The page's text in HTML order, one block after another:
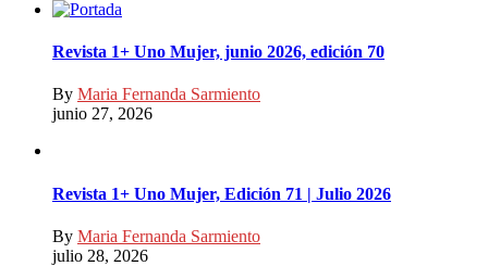
Revista 1+ Uno Mujer, junio 2026, edición 70
By Maria Fernanda Sarmiento
junio 27, 2026
Revista 1+ Uno Mujer, Edición 71 | Julio 2026
By Maria Fernanda Sarmiento
julio 28, 2026